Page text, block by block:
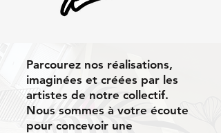
Parcourez nos réalisations,
imaginées et créées par les
artistes de notre collectif.
Nous sommes à votre écoute
pour concevoir une